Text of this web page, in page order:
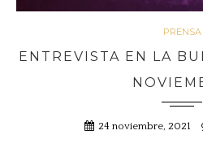
PRENSA
ENTREVISTA EN LA
24 noviembre, 2021